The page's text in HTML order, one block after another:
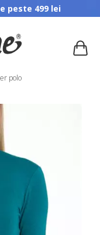
peste 499 lei
polo